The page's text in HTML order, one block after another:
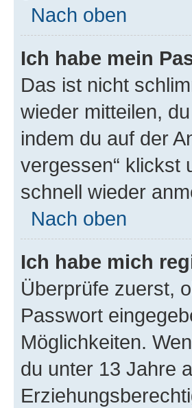
Nach oben
Ich habe mein
Das ist nicht
wieder mitteilen,
indem du auf der
vergessen“ klickst
schnell wieder
Nach oben
Ich habe mich
Überprüfe zuerst,
Passwort
Möglichkeiten.
du unter 13 Jahre